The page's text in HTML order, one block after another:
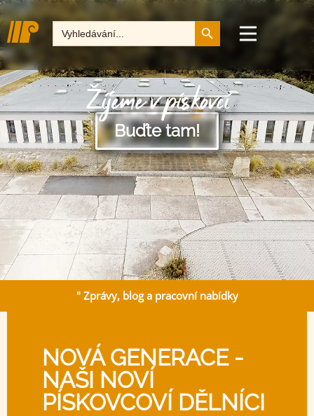
Hledat: Tlačítko pro
Žijeme v pískovci
Buďte tam!
" Zprávy, blog a pracovní nabídky
NOVÁ GENERACE -
NAŠI NOVÍ
PÍSKOVCOVÍ DĚLNÍCI